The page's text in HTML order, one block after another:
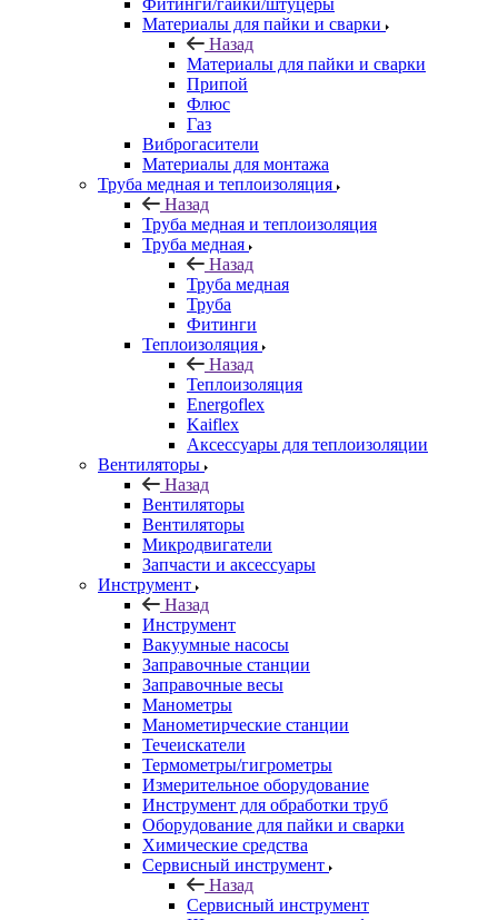
Фитинги/гайки/штуцеры
Материалы для пайки и сварки
Назад
Материалы для пайки и сварки
Припой
Флюс
Газ
Виброгасители
Материалы для монтажа
Труба медная и теплоизоляция
Назад
Труба медная и теплоизоляция
Труба медная
Назад
Труба медная
Труба
Фитинги
Теплоизоляция
Назад
Теплоизоляция
Energoflex
Kaiflex
Аксессуары для теплоизоляции
Вентиляторы
Назад
Вентиляторы
Вентиляторы
Микродвигатели
Запчасти и аксессуары
Инструмент
Назад
Инструмент
Вакуумные насосы
Заправочные станции
Заправочные весы
Манометры
Манометирческие станции
Течеискатели
Термометры/гигрометры
Измерительное оборудование
Инструмент для обработки труб
Оборудование для пайки и сварки
Химические средства
Сервисный инструмент
Назад
Сервисный инструмент